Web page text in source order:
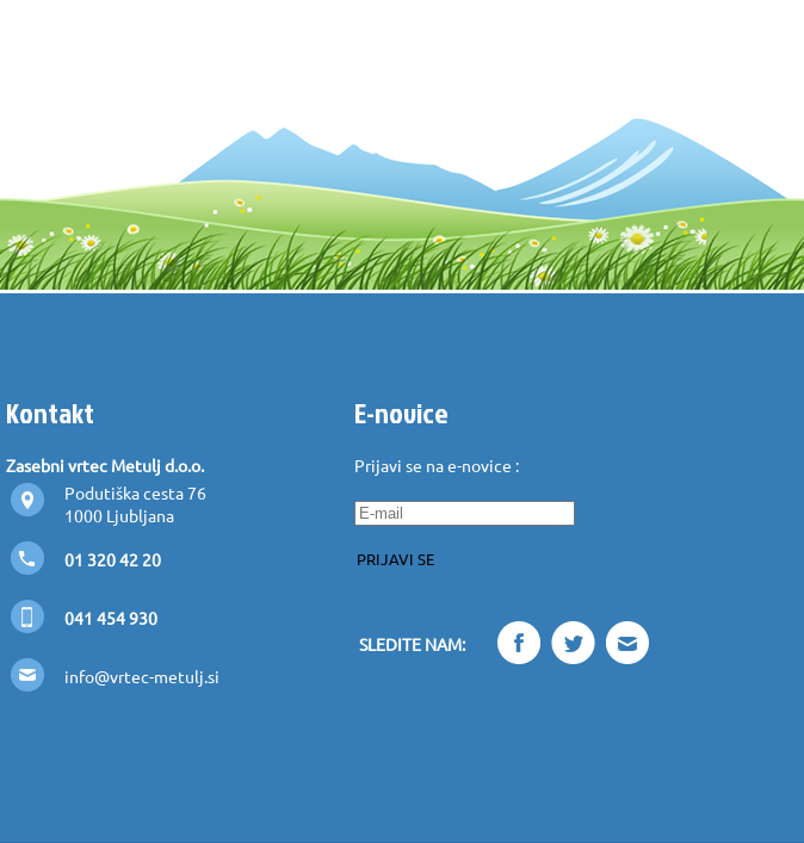
Kontakt
Zasebni vrtec Metulj d.o.o.
Podutiška cesta 76
1000 Ljubljana
01 320 42 20
041 454 930
info@vrtec-metulj.si
E-novice
Prijavi se na e-novice :
PRIJAVI SE
SLEDITE NAM: